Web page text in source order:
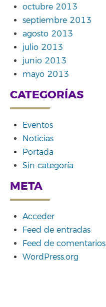
octubre 2013
septiembre 2013
agosto 2013
julio 2013
junio 2013
mayo 2013
CATEGORÍAS
Eventos
Noticias
Portada
Sin categoría
META
Acceder
Feed de entradas
Feed de comentarios
WordPress.org